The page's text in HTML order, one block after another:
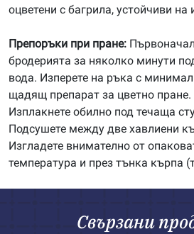
оцветени с багрила, устойчиви на
Препоръки при пране:
бродерията за няколко минути
вода. Изперете на ръка с
щадящ препарат за цветно пране.
Изплакнете обилно под течаща
Подсушете между две хавлиени
Изгладете внимателно от
температура и през тънка кърпа
Свързани